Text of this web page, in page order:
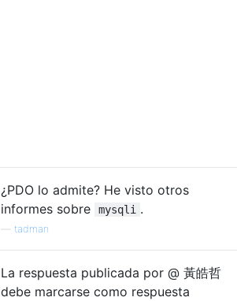
¿PDO lo admite? He visto otros
informes sobre
mysqli .
tadman
La respuesta publicada por @ 黃皓哲
debe marcarse como respuesta